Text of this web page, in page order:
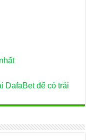
DafaBet để có trải